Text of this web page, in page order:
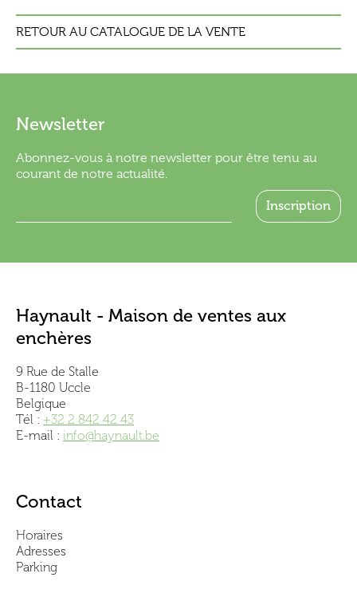
RETOUR AU CATALOGUE DE LA VENTE
Newsletter
Abonnez-vous à notre newsletter pour être tenu au
courant de notre actualité.
Haynault - Maison de ventes aux
enchères
9 Rue de Stalle
B-1180 Uccle
Belgique
Tél : +32 2 842 42 43
E-mail : info@haynault.be
Contact
Horaires
Adresses
Parking